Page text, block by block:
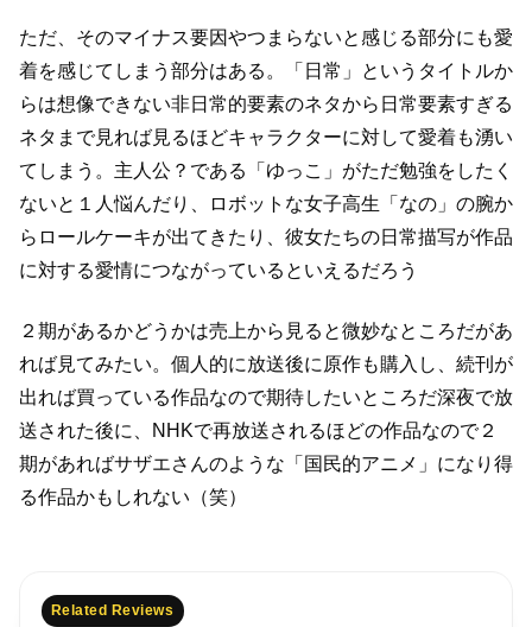
ただ、そのマイナス要因やつまらないと感じる部分にも愛
着を感じてしまう部分はある。
「日常」というタイトルか
らは想像できない非日常的要素のネタから日常要素すぎる
ネタまで見れば見るほどキャラクターに対して愛着も湧い
てしまう。 主人公？である「ゆっこ」がただ勉強をしたく
ないと１人悩んだり、
ロボットな女子高生「なの」の腕か
らロールケーキが出てきたり、 彼女たちの日常描写が作品
に対する愛情につながっているといえるだろう
２期があるかどうかは売上から見ると微妙なところだがあ
れば見てみたい。 個人的に放送後に原作も購入し、続刊が
出れば買っている作品なので期待したいところだ深夜で放
送された後に、NHKで再放送されるほどの作品なので２
期があればサザエさんのような「国民的アニメ」になり得
る作品かもしれない（笑）
Related Reviews